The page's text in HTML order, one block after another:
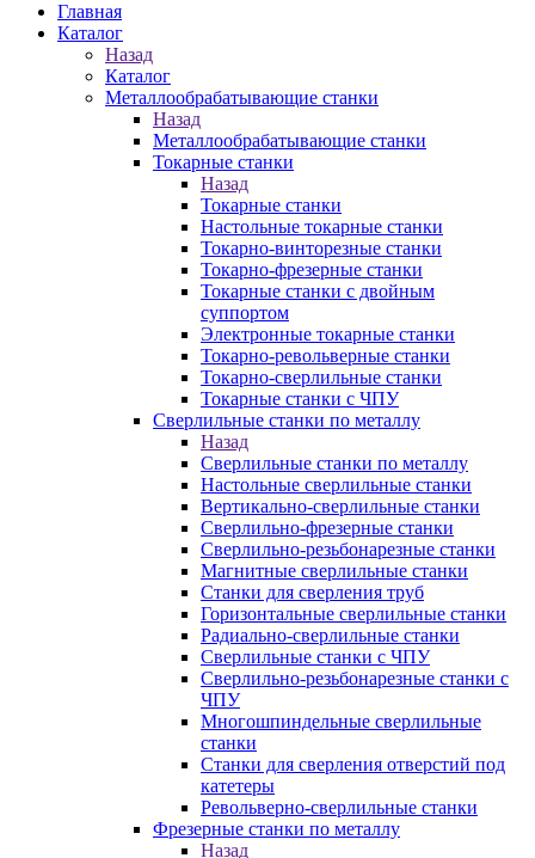
Главная
Каталог
Назад
Каталог
Металлообрабатывающие станки
Назад
Металлообрабатывающие станки
Токарные станки
Назад
Токарные станки
Настольные токарные станки
Токарно-винторезные станки
Токарно-фрезерные станки
Токарные станки с двойным
суппортом
Электронные токарные станки
Токарно-револьверные станки
Токарно-сверлильные станки
Токарные станки с ЧПУ
Сверлильные станки по металлу
Назад
Сверлильные станки по металлу
Настольные сверлильные станки
Вертикально-сверлильные станки
Сверлильно-фрезерные станки
Сверлильно-резьбонарезные станки
Магнитные сверлильные станки
Станки для сверления труб
Горизонтальные сверлильные станки
Радиально-сверлильные станки
Сверлильные станки с ЧПУ
Сверлильно-резьбонарезные станки с
ЧПУ
Многошпиндельные сверлильные
станки
Станки для сверления отверстий под
катетеры
Револьверно-сверлильные станки
Фрезерные станки по металлу
Назад